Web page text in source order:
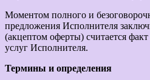
Моментом полного и
предложения Исполнителя
(акцептом оферты) считается
услуг Исполнителя.
Термины и определения